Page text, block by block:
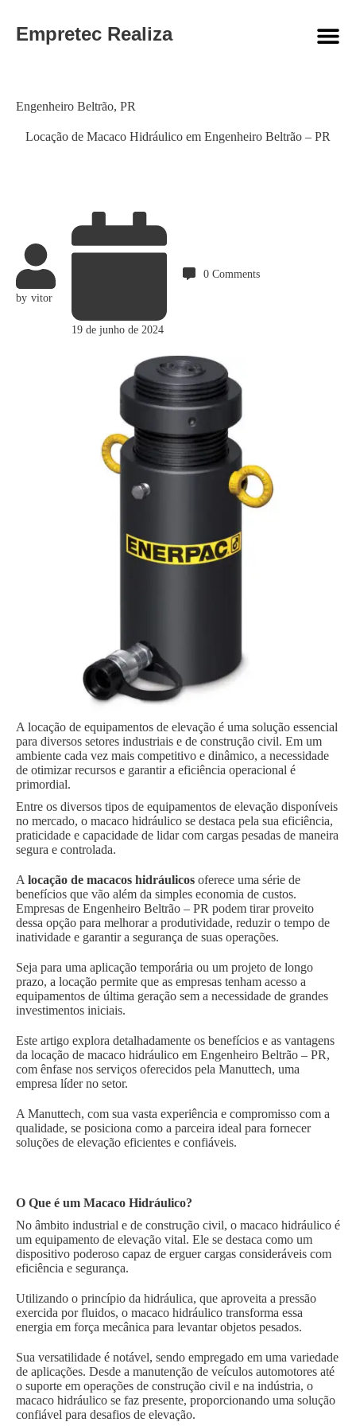
Empretec Realiza
Locação de Macaco Hidráulico em Engenheiro Beltrão – PR
Category
Engenheiro Beltrão, PR
by vitor
19 de junho de 2024
0 Comments
A locação de equipamentos de elevação é uma solução essencial
para diversos setores industriais e de construção civil. Em um
ambiente cada vez mais competitivo e dinâmico, a necessidade
de otimizar recursos e garantir a eficiência operacional é
primordial.
Entre os diversos tipos de equipamentos de elevação disponíveis
no mercado, o macaco hidráulico se destaca pela sua eficiência,
praticidade e capacidade de lidar com cargas pesadas de maneira
segura e controlada.
A locação de macacos hidráulicos oferece uma série de
benefícios que vão além da simples economia de custos.
Empresas de Engenheiro Beltrão – PR podem tirar proveito
dessa opção para melhorar a produtividade, reduzir o tempo de
inatividade e garantir a segurança de suas operações.
Seja para uma aplicação temporária ou um projeto de longo
prazo, a locação permite que as empresas tenham acesso a
equipamentos de última geração sem a necessidade de grandes
investimentos iniciais.
Este artigo explora detalhadamente os benefícios e as vantagens
da locação de macaco hidráulico em Engenheiro Beltrão – PR,
com ênfase nos serviços oferecidos pela Manuttech, uma
empresa líder no setor.
A Manuttech, com sua vasta experiência e compromisso com a
qualidade, se posiciona como a parceira ideal para fornecer
soluções de elevação eficientes e confiáveis.
O Que é um Macaco Hidráulico?
No âmbito industrial e de construção civil, o macaco hidráulico é
um equipamento de elevação vital. Ele se destaca como um
dispositivo poderoso capaz de erguer cargas consideráveis com
eficiência e segurança.
Utilizando o princípio da hidráulica, que aproveita a pressão
exercida por fluidos, o macaco hidráulico transforma essa
energia em força mecânica para levantar objetos pesados.
Sua versatilidade é notável, sendo empregado em uma variedade
de aplicações. Desde a manutenção de veículos automotores até
o suporte em operações de construção civil e na indústria, o
macaco hidráulico se faz presente, proporcionando uma solução
confiável para desafios de elevação.